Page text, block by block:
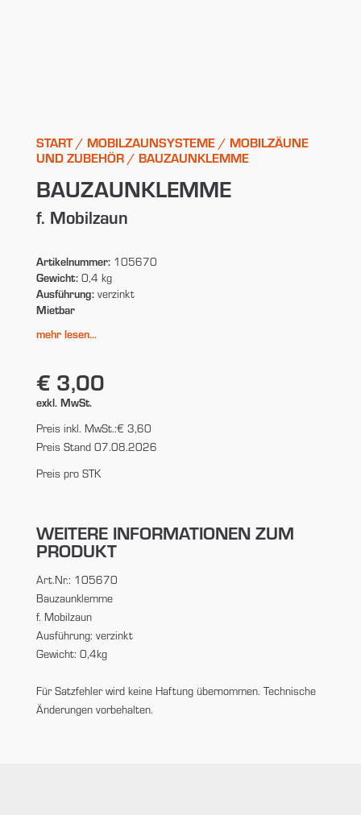
START/ MOBILZAUNSYSTEME/ MOBILZÄUNE
UND ZUBEHÖR/ BAUZAUNKLEMME
BAUZAUNKLEMME
f. Mobilzaun
Artikelnummer:105670
Gewicht:0,4 kg
Ausführung:verzinkt
Mietbar
mehr lesen...
€ 3,00
exkl. MwSt.
Preis inkl. MwSt.:€ 3,60
Preis Stand 07.08.2026
Preis pro STK
WEITERE INFORMATIONEN ZUM
PRODUKT
Art.Nr.: 105670
Bauzaunklemme
f. Mobilzaun
Ausführung: verzinkt
Gewicht: 0,4kg
Für Satzfehler wird keine Haftung übernommen. Technische
Änderungen vorbehalten.